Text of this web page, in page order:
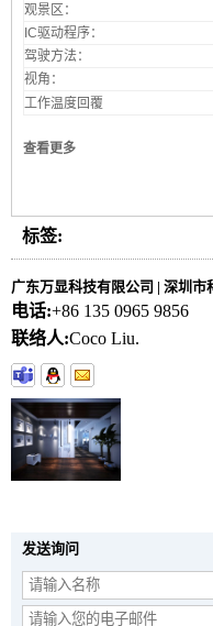
观景区：
IC驱动程序：
驾驶方法：
视角：
工作温度回覆
查看更多
标签:
广东万显科技有限公司 | 深圳市
电话:+86 135 0965 9856
联络人:Coco Liu.
发送询问